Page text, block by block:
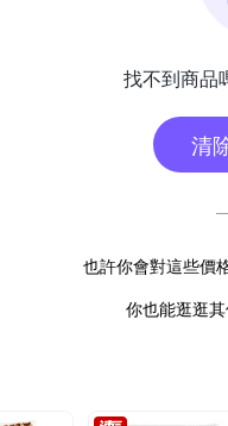
找不到商品
清
也許你會對這些價
你也能逛逛